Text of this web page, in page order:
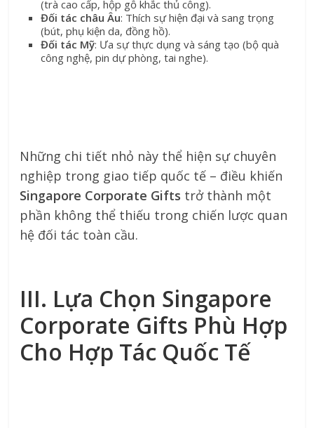
(trà cao cấp, hộp gỗ khắc thủ công).
Đối tác châu Âu: Thích sự hiện đại và sang trọng
(bút, phụ kiện da, đồng hồ).
Đối tác Mỹ: Ưa sự thực dụng và sáng tạo (bộ quà
công nghệ, pin dự phòng, tai nghe).
Những chi tiết nhỏ này thể hiện sự chuyên
nghiệp trong giao tiếp quốc tế – điều khiến
Singapore Corporate Gifts trở thành một
phần không thể thiếu trong chiến lược quan
hệ đối tác toàn cầu.
III. Lựa Chọn Singapore
Corporate Gifts Phù Hợp
Cho Hợp Tác Quốc Tế